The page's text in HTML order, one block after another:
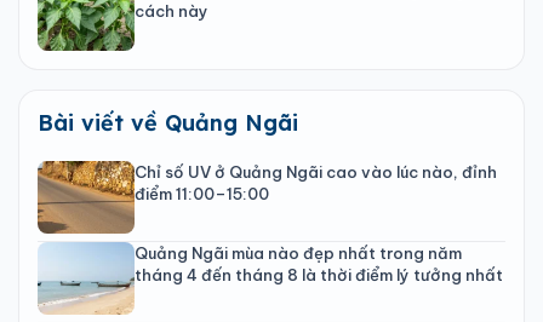
cách này
Bài viết về Quảng Ngãi
Chỉ số UV ở Quảng Ngãi cao vào lúc nào, đỉnh
điểm 11:00–15:00
Quảng Ngãi mùa nào đẹp nhất trong năm
tháng 4 đến tháng 8 là thời điểm lý tưởng nhất